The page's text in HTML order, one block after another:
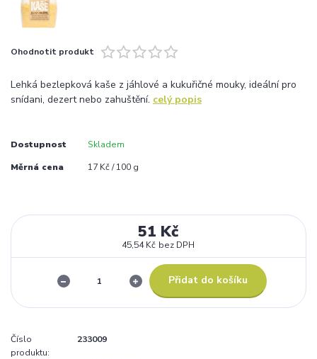
Ohodnotit produkt
Lehká bezlepková kaše z jáhlové a kukuřičné mouky, ideální pro
snídani, dezert nebo zahuštění. celý popis
Dostupnost Skladem
Měrná cena 17 Kč / 100 g
51 Kč
45,54 Kč bez DPH
Přidat do košíku
Číslo
produktu:
233009